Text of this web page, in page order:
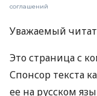
соглашений
Уважаемый
Это страница с
Спонсор текста
ее на русском